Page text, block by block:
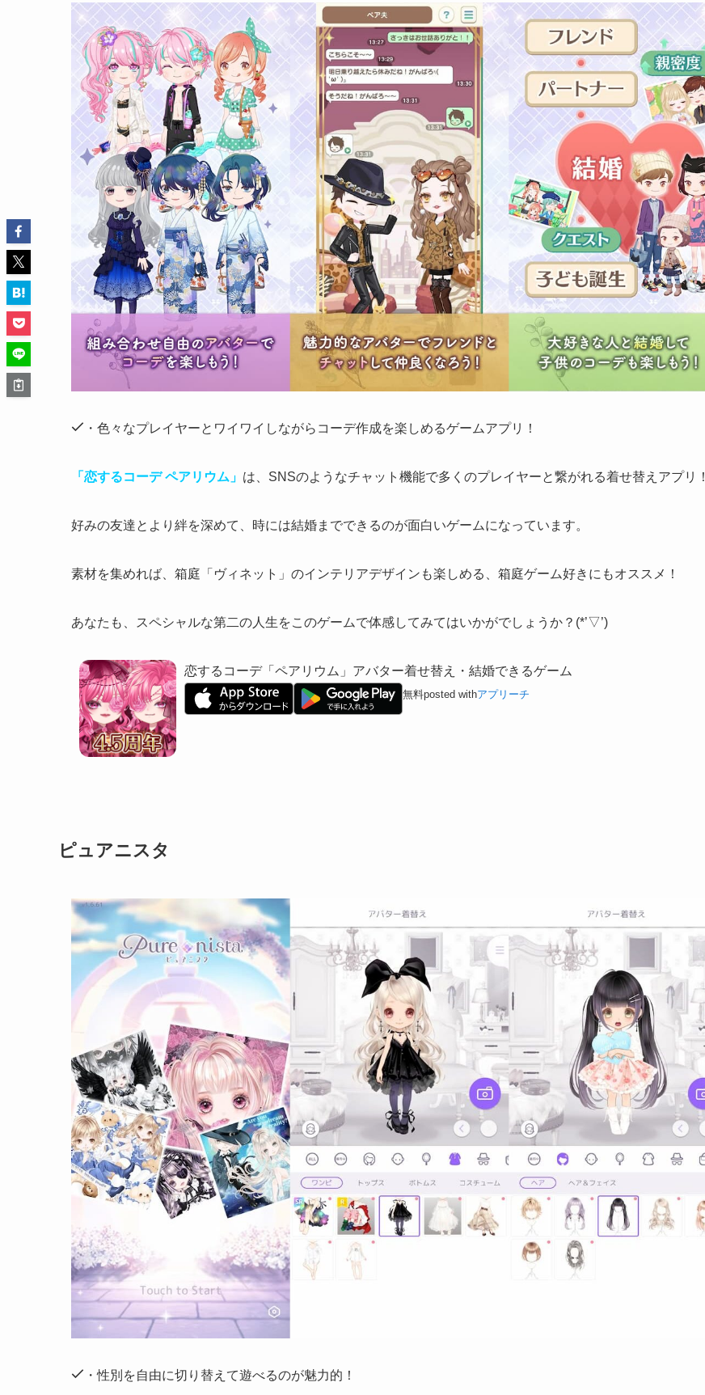
・色々なプレイヤーとワイワイしながらコーデ作成を楽しめるゲームアプリ！
「恋するコーデ ペアリウム」 は、SNSのようなチャット機能で多くのプレイヤーと繋がれる着せ替えアプリ！
好みの友達とより絆を深めて、時には結婚までできるのが面白いゲームになっています。
素材を集めれば、 箱庭「ヴィネット」のインテリアデザインも楽しめる 、箱庭ゲーム好きにもオススメ！
あなたも、スペシャルな第二の人生をこのゲームで体感してみてはいかがでしょうか？(*’▽’)
恋するコーデ「ペアリウム」アバター着せ替え・結婚できるゲーム
無料posted withアプリーチ
ピュアニスタ
・性別を自由に切り替えて遊べるのが魅力的！